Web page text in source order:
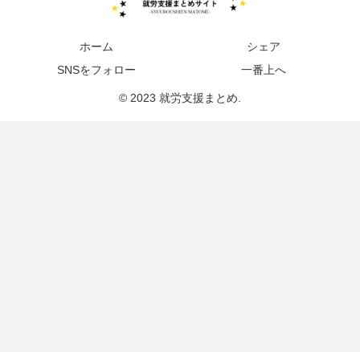
ホーム
シェア
SNSをフォロー
一番上へ
© 2023 就労支援まとめ.